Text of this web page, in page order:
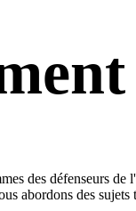
des défenseurs de
abordons des